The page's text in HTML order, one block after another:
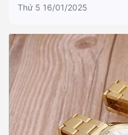
Thứ 5 16/01/2025